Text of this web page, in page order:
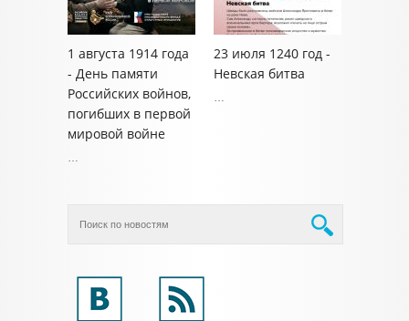
1 августа 1914 года
- День памяти
Российских войнов,
погибших в первой
мировой войне
…
23 июля 1240 год -
Невская битва
…